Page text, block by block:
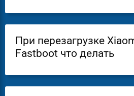
При перезагрузке
Fastboot что делать